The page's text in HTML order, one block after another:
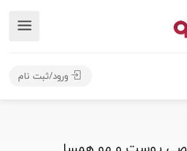
ورود/ثبت نام